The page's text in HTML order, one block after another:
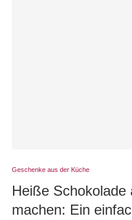
Geschenke aus der Küche
Heiße Schokolade
machen: Ein